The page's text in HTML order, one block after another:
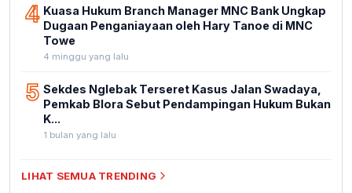
4 Kuasa Hukum Branch Manager MNC Bank Ungkap
Dugaan Penganiayaan oleh Hary Tanoe di MNC
Towe
4 minggu yang lalu
5 Sekdes Nglebak Terseret Kasus Jalan Swadaya,
Pemkab Blora Sebut Pendampingan Hukum Bukan
K...
1 bulan yang lalu
LIHAT SEMUA TRENDING